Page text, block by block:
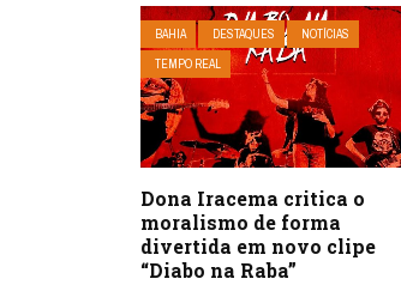
BAHIA DESTAQUES
NOTÍCIAS
TEMPO REAL
​Dona Iracema critica o
moralismo de forma
divertida em novo clipe
“Diabo na Raba”